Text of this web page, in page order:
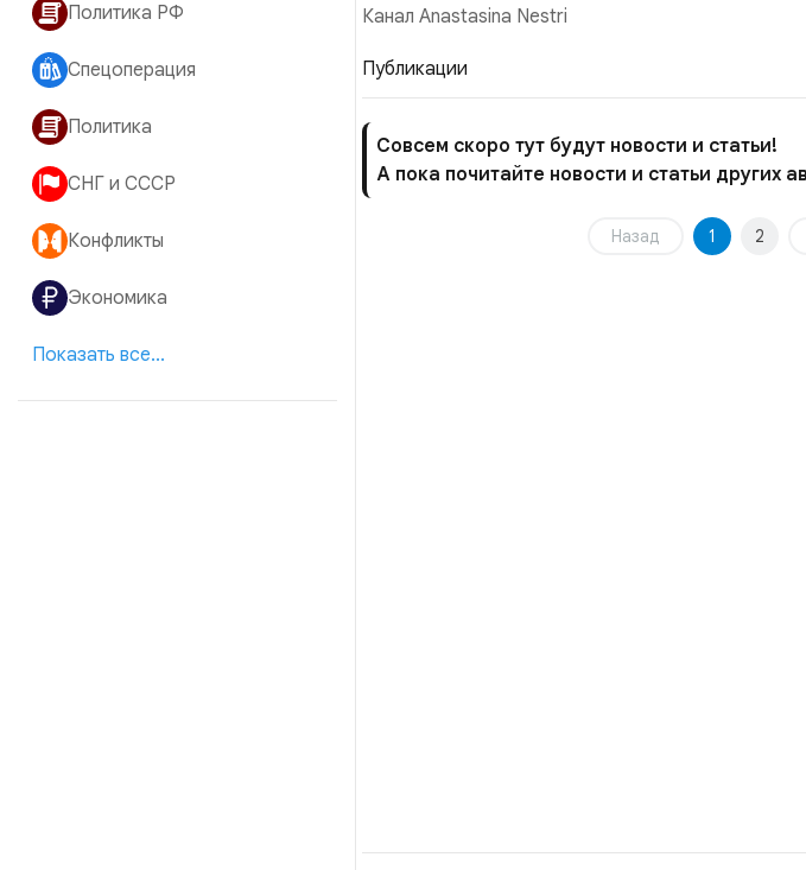
Политика РФ
Спецоперация
Политика
СНГ и СССР
Конфликты
Экономика
Показать все...
Канал Anastasina Nestri
Публикации
Совсем скоро тут будут новости и статьи!
А пока почитайте новости и статьи других
Назад 1 2